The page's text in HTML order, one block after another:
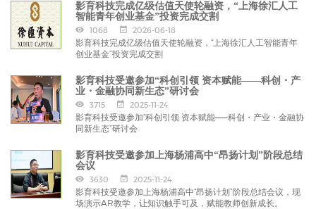
影育科技完成亿级估值天使轮融资，“上海徐汇人工
智能青年创业基金”投资完成交割
1068 2026-06-18
影育科技完成亿级估值天使轮融资，“上海徐汇人工智能青年
创业基金”投资完成交割
影育科技受邀参加“科创引领 资本赋能——科创・产
业・金融协同新生态”研讨会
3715 2025-11-24
影育科技受邀参加“科创引领 资本赋能——科创・产业・金融协
同新生态”研讨会
影育科技受邀参加上海杨浦高中“昂扬计划”阶段总结
会议
3630 2025-11-24
影育科技受邀参加上海杨浦高中“昂扬计划”阶段总结会议，现
场演示AR教学，让知识触手可及，赋能教师创新成长。